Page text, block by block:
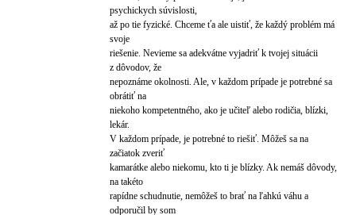
psychickych súvislosti,
až po tie fyzické. Chceme ťa ale uistiť, že každý problém má
svoje
riešenie. Nevieme sa adekvátne vyjadriť k tvojej situácii
z dôvodov, že
nepoznáme okolnosti. Ale, v každom prípade je potrebné sa
obrátiť na
niekoho kompetentného, ako je učiteľ alebo rodičia, blízki,
lekár.
V každom prípade, je potrebné to riešiť. Môžeš sa na
začiatok zveriť
kamarátke alebo niekomu, kto ti je blízky. Ak nemáš dôvody,
na takéto
rapídne schudnutie, nemôžeš to brať na ľahkú váhu a
odporučil by som